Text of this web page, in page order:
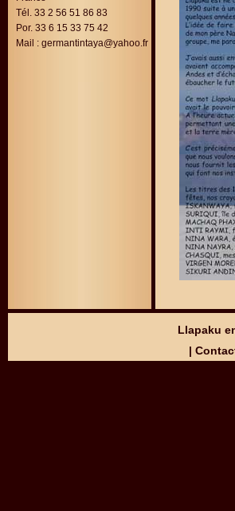
Tél. 33 2 56 51 86 83
Por. 33 6 15 33 75 42
Mail : germantintaya@yahoo.fr
Llapaku
|